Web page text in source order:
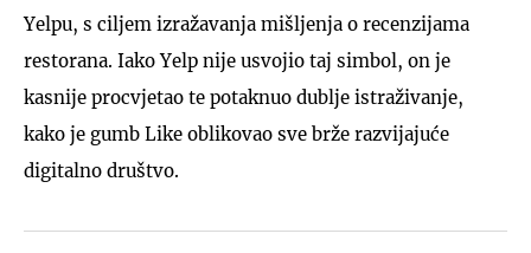
Yelpu, s ciljem izražavanja mišljenja o recenzijama
restorana. Iako Yelp nije usvojio taj simbol, on je
kasnije procvjetao te potaknuo dublje istraživanje,
kako je gumb Like oblikovao sve brže razvijajuće
digitalno društvo.